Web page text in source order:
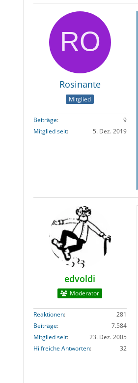
Rosinante
Mitglied
Beiträge
9
Mitglied seit
5. Dez. 2019
edvoldi
Moderator
Reaktionen
281
Beiträge
7.584
Mitglied seit
23. Dez. 2005
Hilfreiche Antworten
32